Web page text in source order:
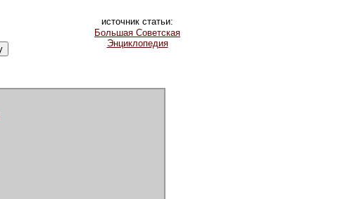
источник статьи:
Большая Советская
Энциклопедия